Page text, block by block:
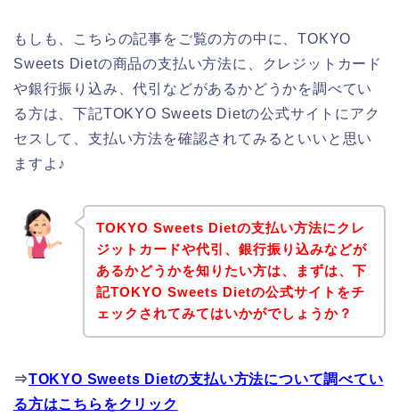
もしも、こちらの記事をご覧の方の中に、TOKYO
Sweets Dietの商品の支払い方法に、クレジットカード
や銀行振り込み、代引などがあるかどうかを調べてい
る方は、下記TOKYO Sweets Dietの公式サイトにアク
セスして、支払い方法を確認されてみるといいと思い
ますよ♪
TOKYO Sweets Dietの支払い方法にクレ
ジットカードや代引、銀行振り込みなどが
あるかどうかを知りたい方は、まずは、下
記TOKYO Sweets Dietの公式サイトをチ
ェックされてみてはいかがでしょうか？
⇒TOKYO Sweets Dietの支払い方法について調べてい
る方はこちらをクリック